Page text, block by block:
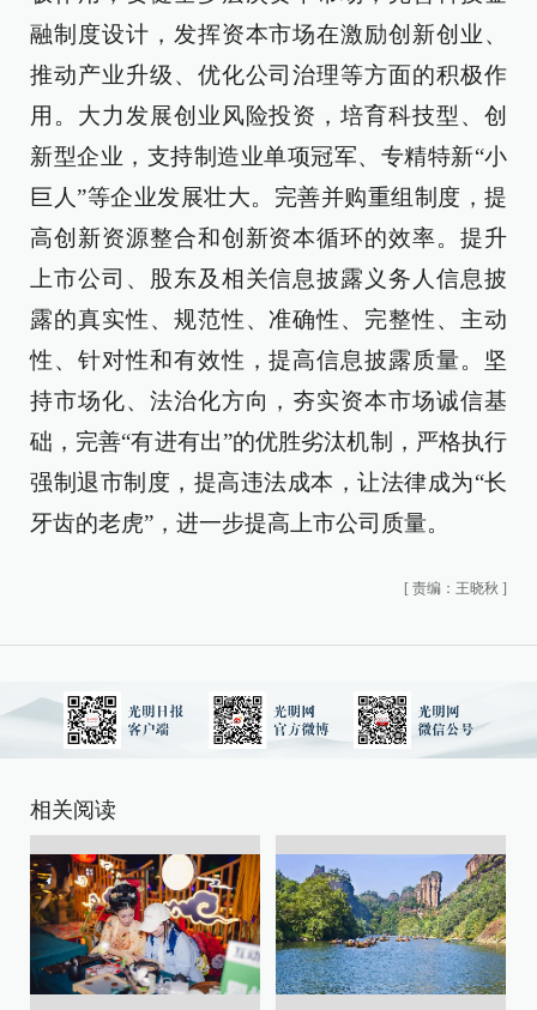
融制度设计，发挥资本市场在激励创新创业、
推动产业升级、优化公司治理等方面的积极作
用。大力发展创业风险投资，培育科技型、创
新型企业，支持制造业单项冠军、专精特新“小
巨人”等企业发展壮大。完善并购重组制度，提
高创新资源整合和创新资本循环的效率。提升
上市公司、股东及相关信息披露义务人信息披
露的真实性、规范性、准确性、完整性、主动
性、针对性和有效性，提高信息披露质量。坚
持市场化、法治化方向，夯实资本市场诚信基
础，完善“有进有出”的优胜劣汰机制，严格执行
强制退市制度，提高违法成本，让法律成为“长
牙齿的老虎”，进一步提高上市公司质量。
[ 责编：王晓秋 ]
相关阅读